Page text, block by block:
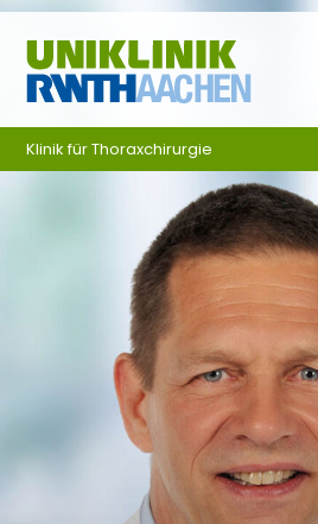
Ga naar navigatie
Klinik für Thoraxchirurgie